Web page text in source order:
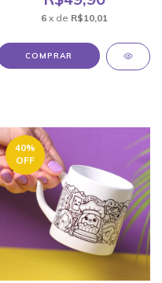
6 x de R$10,01
40%
OFF